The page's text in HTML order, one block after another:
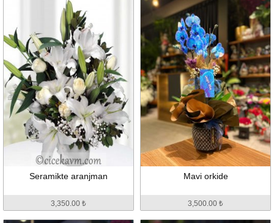
Seramikte aranjman
3,350.00 ₺
Mavi orkide
3,500.00 ₺